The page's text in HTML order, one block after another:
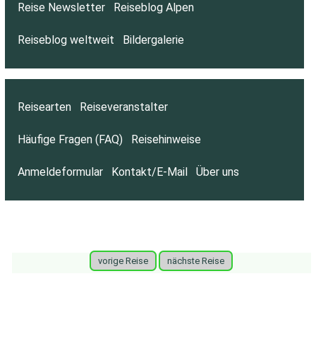
Reise Newsletter Reiseblog Alpen
Reiseblog weltweit Bildergalerie
Reisearten Reiseveranstalter
Häufige Fragen (FAQ) Reisehinweise
Anmeldeformular Kontakt/E-Mail Über uns
vorige Reise nächste Reise